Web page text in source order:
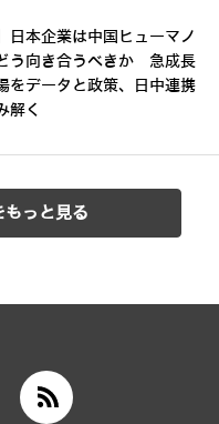
日本企業は中国ヒューマノ
う向き合うべきか 急成長
をデータと政策、日中連携
解く
もっと見る